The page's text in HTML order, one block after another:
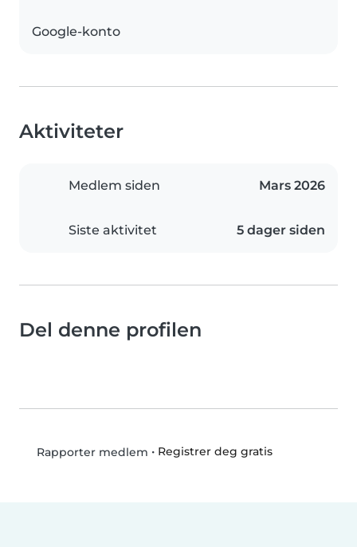
Google-konto
Aktiviteter
Medlem siden Mars 2026
Siste aktivitet 5 dager siden
Del denne profilen
Rapporter medlem • Registrer deg gratis